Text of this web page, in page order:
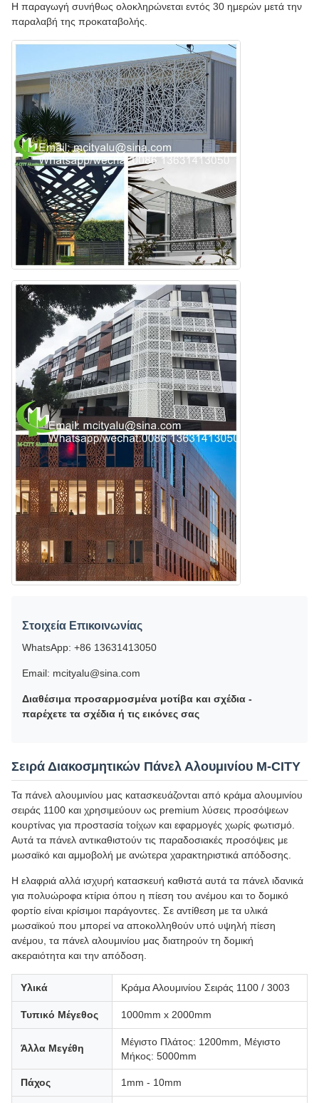
Η παραγωγή συνήθως ολοκληρώνεται εντός 30 ημερών μετά την
παραλαβή της προκαταβολής.
Στοιχεία Επικοινωνίας
WhatsApp: +86 13631413050
Email: mcityalu@sina.com
Διαθέσιμα προσαρμοσμένα μοτίβα και σχέδια -
παρέχετε τα σχέδια ή τις εικόνες σας
Σειρά Διακοσμητικών Πάνελ Αλουμινίου M-CITY
Τα πάνελ αλουμινίου μας κατασκευάζονται από κράμα αλουμινίου
σειράς 1100 και χρησιμεύουν ως premium λύσεις προσόψεων
κουρτίνας για προστασία τοίχων και εφαρμογές χωρίς φωτισμό.
Αυτά τα πάνελ αντικαθιστούν τις παραδοσιακές προσόψεις με
μωσαϊκό και αμμοβολή με ανώτερα χαρακτηριστικά απόδοσης.
Η ελαφριά αλλά ισχυρή κατασκευή καθιστά αυτά τα πάνελ ιδανικά
για πολυώροφα κτίρια όπου η πίεση του ανέμου και το δομικό
φορτίο είναι κρίσιμοι παράγοντες. Σε αντίθεση με τα υλικά
μωσαϊκού που μπορεί να αποκολληθούν υπό υψηλή πίεση
ανέμου, τα πάνελ αλουμινίου μας διατηρούν τη δομική
ακεραιότητα και την απόδοση.
Υλικά Κράμα Αλουμινίου Σειράς 1100 / 3003
Τυπικό Μέγεθος 1000mm x 2000mm
Άλλα Μεγέθη
Μέγιστο Πλάτος: 1200mm, Μέγιστο
Μήκος: 5000mm
Πάχος 1mm - 10mm